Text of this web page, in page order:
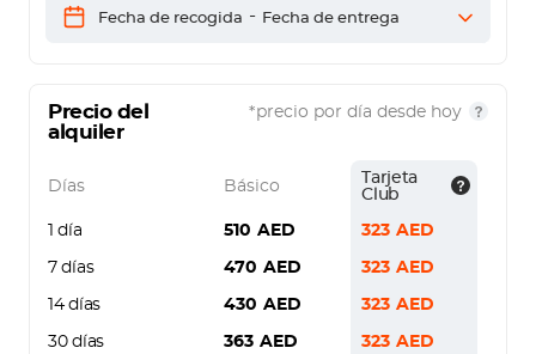
Fecha de recogida - Fecha de entrega
Precio del
alquiler
*precio por día desde hoy
Días Básico
Tarjeta
Club
1 día 510 AED 323 AED
7 días 470 AED 323 AED
14 días 430 AED 323 AED
30 días 363 AED 323 AED